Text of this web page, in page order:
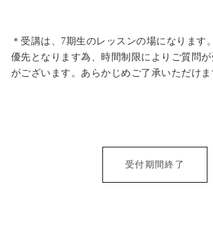
＊受講は、 7期生のレッスンの場になります
優先となります為、時間制限によりご質問
がございます。あらかじめご了承いただけま
受付期間終了